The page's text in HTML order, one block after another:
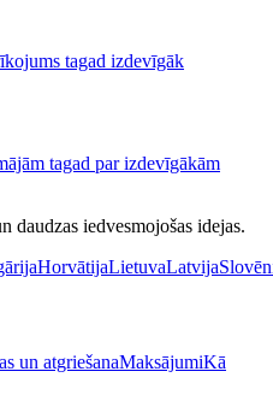
tagad izdevīgāk
tagad par izdevīgākām
daudzas iedvesmojošas idejas.
HorvātijaLietuvaLatvija
un atgriešanaMaksājumiKā